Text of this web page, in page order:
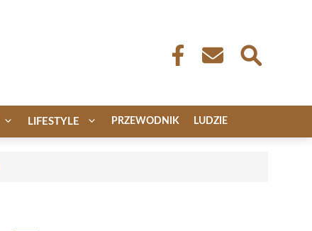
LIFESTYLE PRZEWODNIK LUDZIE